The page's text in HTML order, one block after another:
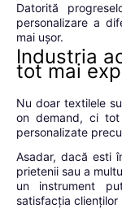
Datorită
personalizare a
mai ușor.
Industria
tot mai
Nu doar textilele
on demand, ci
personalizate
Asadar, dacă esti
prietenii sau a
un instrument
satisfacția clienților